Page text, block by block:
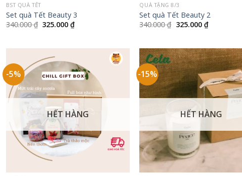
BST QUÀ TẾT
Set quà Tết Beauty 3
340.000₫ Giá
325.000₫Giá
QUÀ TẶNG 8/3
Set quà Tết Beauty 2
340.000₫ Giá
325.000 ₫Giá
hiện
325.000 ₫.
-5%
HẾT HÀNG
-15%
+
HẾT HÀNG